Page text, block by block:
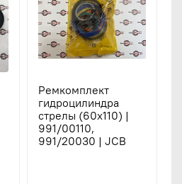
Ремкомплект
гидроцилиндра
стрелы (60x110) |
991/00110,
991/20030 | JCB